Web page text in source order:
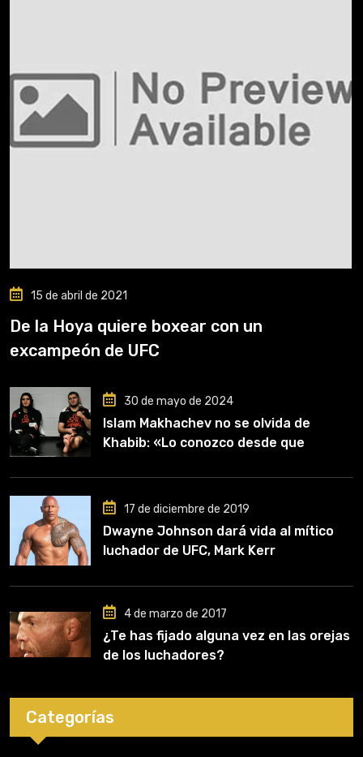
15 de abril de 2021
De la Hoya quiere boxear con un
excampeón de UFC
30 de mayo de 2024
Islam Makhachev no se olvida de
Khabib: «Lo conozco desde que
clave en mi carrera»
17 de diciembre de 2019
Dwayne Johnson dará vida al mítico
luchador de UFC, Mark Kerr
4 de marzo de 2017
¿Te has fijado alguna vez en las orejas
de los luchadores?
Categorías